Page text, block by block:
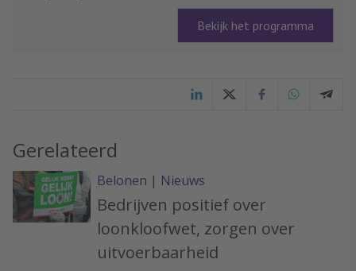
Bekijk het programma
Gerelateerd
Belonen | Nieuws
Bedrijven positief over
loonkloofwet, zorgen over
uitvoerbaarheid